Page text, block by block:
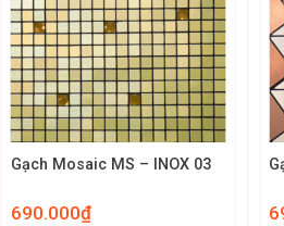
+
Gạch Mosaic MS – INOX 03
690.000₫